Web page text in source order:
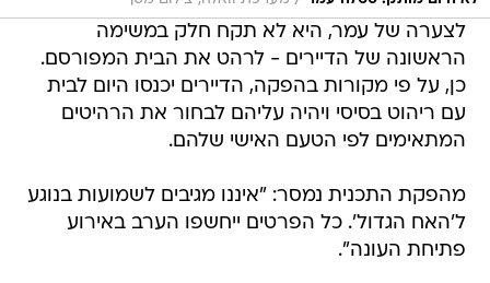
לצערה של עמר, היא לא תקח חלק במשימה
הראשונה של הדיירים - לרהט את הבית המפורסם.
כן, על פי מקורות בהפקה, הדיירים יכנסו היום לבית
עם ריהוט בסיסי ויהיה עליהם לבחור את הרהיטים
המתאימים לפי הטעם האישי שלהם.
מהפקת התכנית נמסר: "איננו מגיבים לשמועות בנוגע
ל'האח הגדול'. כל הפרטים ייחשפו הערב באירוע
פתיחת העונה".